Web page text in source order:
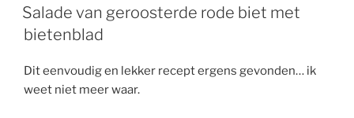
geitenkaas”
OP
Salade van geroosterde rode biet met
bietenblad
Dit eenvoudig en lekker recept ergens gevonden… ik
weet niet meer waar.